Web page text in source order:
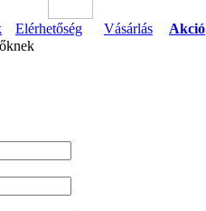
Elérhetőség Vásárlás Akció